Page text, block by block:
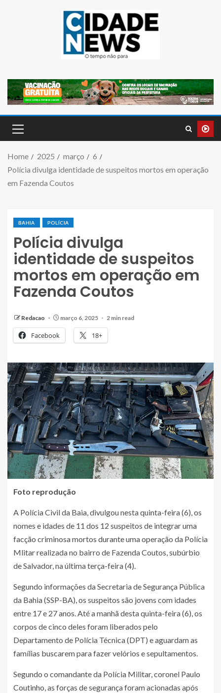
Home 2025 março
6
Polícia divulga identidade de suspeitos mortos em operação
em Fazenda Coutos
BAHIA POLÍCIA
Polícia divulga
identidade de suspeitos
mortos em operação em
Fazenda Coutos
Redacao março 6, 2025 2 min read
Facebook 18+
Foto reprodução
A Polícia Civil da Baia, divulgou nesta quinta-feira (6), os
nomes e idades de 11 dos 12 suspeitos de integrar uma
facção criminosa mortos durante uma operação da Polícia
Mlitar realizada no bairro de Fazenda Coutos, subúrbio
de Salvador, na última terça-feira (4).
Segundo informações da Secretaria de Segurança Pública
da Bahia (SSP-BA), os suspeitos são jovens com idades
entre 17 e 27 anos. Até a manhã desta quinta-feira (6), os
corpos de cinco deles foram liberados pelo
Departamento de Polícia Técnica (DPT) e aguardam as
famílias buscarem para fazer velórios e sepultamentos.
Segundo o comandante da Polícia Militar, coronel Paulo
Coutinho, as forças de segurança foram acionadas após